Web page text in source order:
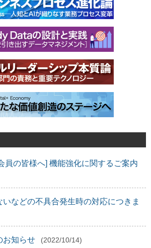
員の皆様へ] 機能強化に関するご案内
などの不具合発生時の対応につきま
お知らせ (2022/10/14)